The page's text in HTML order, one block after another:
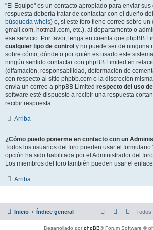
"El Equipo" es un contacto apropiado para enviar
respuesta debería tratar de contactar con el dueño
búsqueda whois) o, si este foro tiene correo sobre
gmail.com, hotmail.com, etc.), al departamento o
ese servicio. Por favor, tenga en cuenta que phpBB
cualquier tipo de control y no puede ser de ninguna
sobre cómo, dónde o por quién es usado este
ningún sentido contactar con phpBB Limited en
(difamación, responsabilidad, deformación de
con respecto al sitio phpbb.com o la discreción
envia un correo a phpBB Limited respecto del uso
software esté dispuesto a recibir una respuesta
recibir respuesta.
Arriba
¿Cómo puedo ponerme en contacto con un
Todos los usuarios del foro pueden usar el formulario
opción ha sido habilitada por el Administrador del
Los miembros del foro también pueden usar el
Arriba
Inicio Índice general Todos
Desarrollado porphpBB® Forum Software ©